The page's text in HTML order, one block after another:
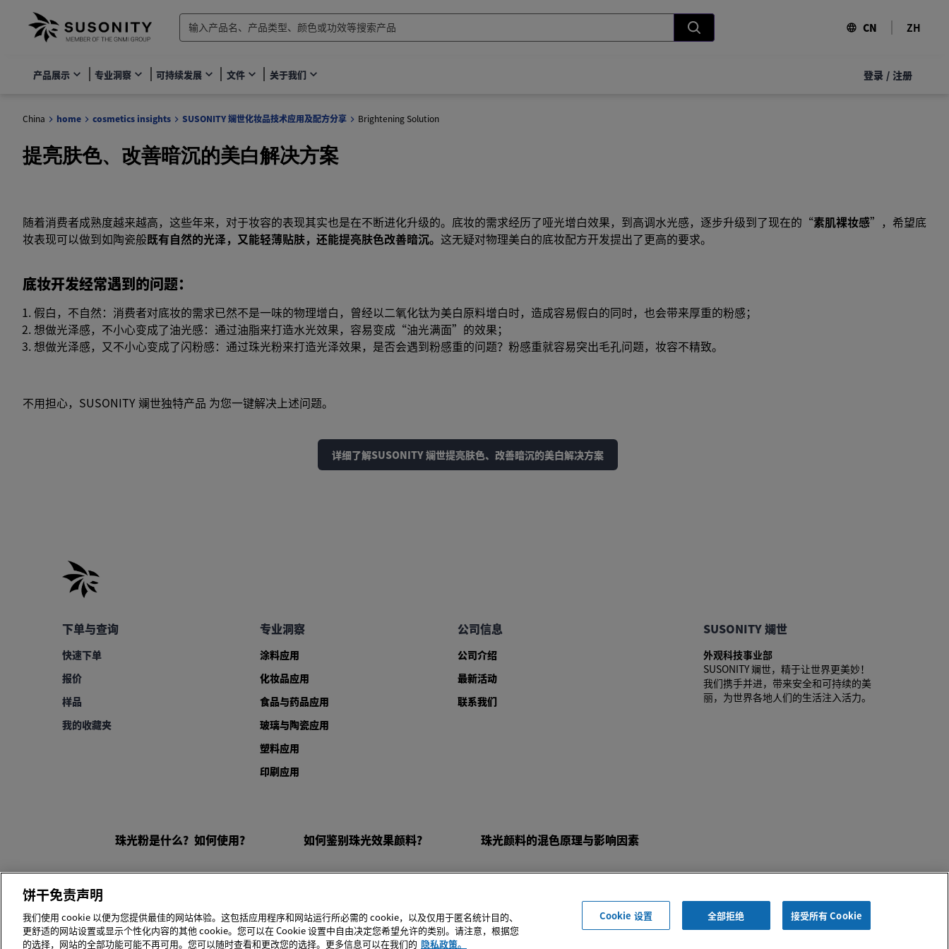
CN ZH
产品展示 专业洞察 可持续发展 文件 关于我们 登录 / 注册
China home cosmetics insights SUSONITY 斓世化妆品技术应用及配方分享 Brightening Solution
提亮肤色、改善暗沉的美白解决方案
随着消费者成熟度越来越高，这些年来，对于妆容的表现其实也是在不断进化升级的。底妆的需求经历了哑光增白效果，到高调水光感，逐步升级到了现在的“素肌裸妆感”，希望底
妆表现可以做到如陶瓷般既有自然的光泽，又能轻薄贴肤，还能提亮肤色改善暗沉。 这无疑对物理美白的底妆配方开发提出了更高的要求。
底妆开发经常遇到的问题：
假白，不自然：消费者对底妆的需求已然不是一味的物理增白，曾经以二氧化钛为美白原料增白时，造成容易假白的同时，也会带来厚重的粉感；
想做光泽感，不小心变成了油光感：通过油脂来打造水光效果，容易变成“油光满面”的效果；
想做光泽感，又不小心变成了闪粉感：通过珠光粉来打造光泽效果，是否会遇到粉感重的问题？粉感重就容易突出毛孔问题，妆容不精致。
不用担心，SUSONITY 斓世独特产品 为您一键解决上述问题。
详细了解SUSONITY 斓世提亮肤色、改善暗沉的美白解决方案
下单与查询
快速下单
报价
样品
我的收藏夹
专业洞察
涂料应用
化妆品应用
食品与药品应用
玻璃与陶瓷应用
塑料应用
印刷应用
公司信息
公司介绍
最新活动
联系我们
SUSONITY 斓世
外观科技事业部
SUSONITY 斓世，精于让世界更美妙！
我们携手并进，带来安全和可持续的美
丽，为世界各地人们的生活注入活力。
珠光粉是什么？如何使用？ 如何鉴别珠光效果颜料？ 珠光颜料的混色原理与影响因素
© 2026 SUSONITY Commercial GmbH 或及其分支机构， 保留所有权利。严格禁止在未经同意的情况下转载本网站之所有信息。
网站使用条款 | 销售及交付通用条款和条件 | 数据隐私声明 | 电子营业执照 | 沪ICP备2025136106号-1 | 危险化学品经营许可证 个人信息收集同意书 COOKIE 设置
饼干免责声明
我们使用 cookie 以便为您提供最佳的网站体验。这包括应用程序和网站运行所必需的 cookie，以及仅用于匿名统计目的、
更舒适的网站设置或显示个性化内容的其他 cookie。您可以在 Cookie 设置中自由决定您希望允许的类别。请注意，根据您
的选择，网站的全部功能可能不再可用。您可以随时查看和更改您的选择。更多信息可以在我们的 隐私政策。
Cookie 设置 全部拒绝 接受所有 Cookie